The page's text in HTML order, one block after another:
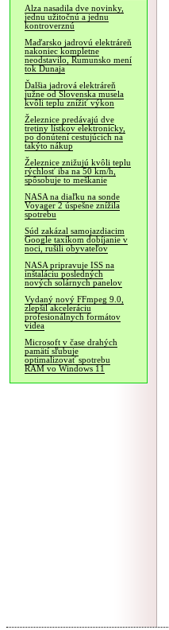
Alza nasadila dve novinky,
jednu užitočnú a jednu
kontroverznú
Maďarsko jadrovú elektráreň
nakoniec kompletne
neodstavilo, Rumunsko mení
tok Dunaja
Ďalšia jadrová elektráreň
južne od Slovenska musela
kvôli teplu znížiť výkon
Železnice predávajú dve
tretiny lístkov elektronicky,
po donútení cestujúcich na
takýto nákup
Železnice znižujú kvôli teplu
rýchlosť iba na 50 km/h,
spôsobuje to meškanie
NASA na diaľku na sonde
Voyager 2 úspešne znížila
spotrebu
Súd zakázal samojazdiacim
Google taxíkom dobíjanie v
noci, rušili obyvateľov
NASA pripravuje ISS na
inštaláciu posledných
nových solárnych panelov
Vydaný nový FFmpeg 9.0,
zlepšil akceleráciu
profesionálnych formátov
videa
Microsoft v čase drahých
pamätí sľubuje
optimalizovať spotrebu
RAM vo Windows 11